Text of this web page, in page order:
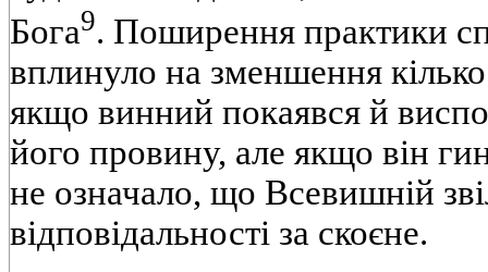
Бога9. Поширення практики
вплинуло на зменшення
якщо винний покаявся й
його провину, але якщо він
не означало, що Всевишній
відповідальності за скоєне.